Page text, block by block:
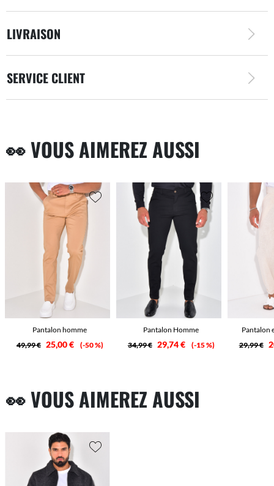
LIVRAISON
SERVICE CLIENT
👀 VOUS AIMEREZ AUSSI
Pantalon homme
49,99 € 25,00 € -50 %
Pantalon Homme
34,99 € 29,74 € -15 %
Pantalon
29,99 €
👀 VOUS AIMEREZ AUSSI